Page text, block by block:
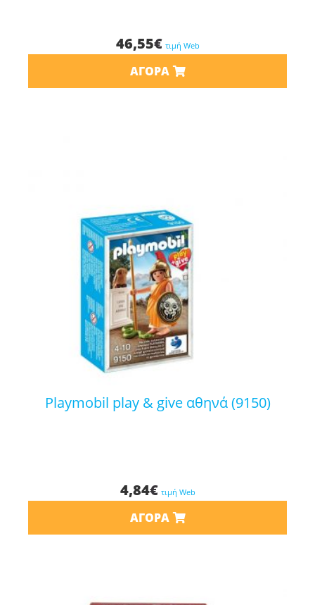
46,55€ τιμή Web
ΑΓΟΡΆ
playmobil play & give αθηνά (9150)
4,84€ τιμή Web
ΑΓΟΡΆ